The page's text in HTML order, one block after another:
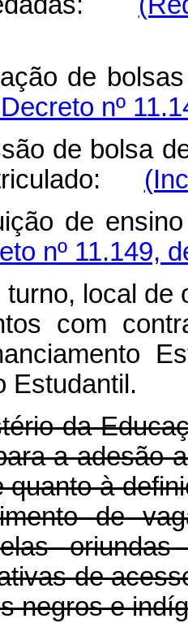
de
nº
de bolsa
de
nº 11.149,
turno, local
com
Estudantil.
da
a adesão
quanto à
de
de
negros e